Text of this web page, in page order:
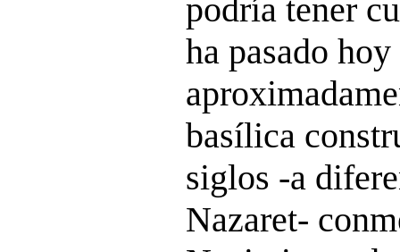
podría tener
ha pasado
basílica
siglos -a
Nazaret-